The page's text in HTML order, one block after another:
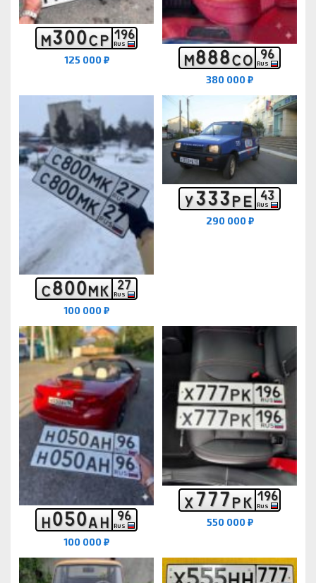
М300СР 196
RUS
125 000 ₽ М888СО 96
RUS
380 000 ₽
С800МК 27
RUS
100 000 ₽
У333РЕ 43
RUS
290 000 ₽
Н050АН 96
RUS
100 000 ₽
Х777РК 196
RUS
550 000 ₽